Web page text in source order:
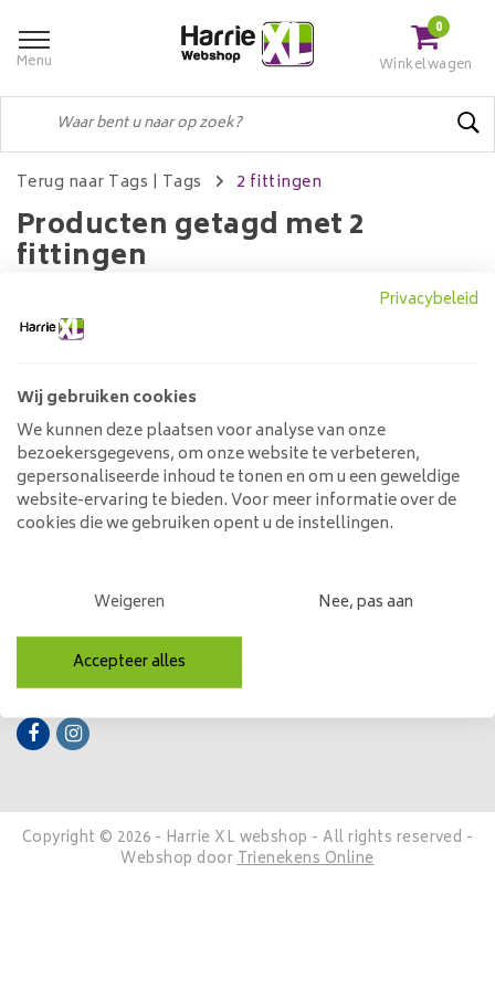
Menu
0
Winkelwagen
Terug naar Tags | Tags 2 fittingen
Producten getagd met 2
fittingen
Geen producten gevonden!...
Klantenservice
Mijn account
Categorieën
Contactgegevens
Volg ons
Copyright © 2026 - Harrie XL webshop - All rights reserved -
Webshop doorTrienekens Online
Privacybeleid
Wij gebruiken cookies
We kunnen deze plaatsen voor analyse van onze
bezoekersgegevens, om onze website te verbeteren,
gepersonaliseerde inhoud te tonen en om u een geweldige
website-ervaring te bieden. Voor meer informatie over de
cookies die we gebruiken opent u de instellingen.
Weigeren Nee, pas aan
Accepteer alles